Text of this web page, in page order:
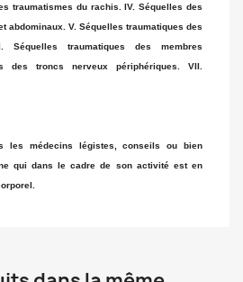
traumatismes du rachis. IV. Séquelles des
abdominaux. V. Séquelles traumatiques des
Séquelles traumatiques des membres
des troncs nerveux périphériques. VII.
les médecins légistes, conseils ou bien
qui dans le cadre de son activité est en